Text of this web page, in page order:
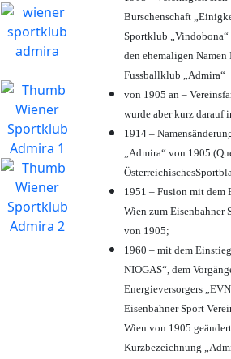
Burschenschaft
Sportklub
den ehemaligen
Fussballklub „Admira“
von 1905 an –
wurde aber kurz darauf
1914 –
„Admira“ von 1905
1951 – Fusion mit dem
Wien zum Eisenbahner
von 1905;
1960 – mit dem
NIOGAS“, dem
Energieversorgers
Eisenbahner Sport
Wien von 1905
Kurzbezeichnung